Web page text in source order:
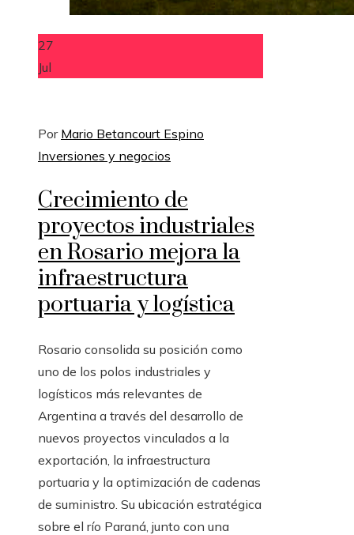
27
Jul
Por Mario Betancourt Espino
Inversiones y negocios
Crecimiento de
proyectos industriales
en Rosario mejora la
infraestructura
portuaria y logística
Rosario consolida su posición como
uno de los polos industriales y
logísticos más relevantes de
Argentina a través del desarrollo de
nuevos proyectos vinculados a la
exportación, la infraestructura
portuaria y la optimización de cadenas
de suministro. Su ubicación estratégica
sobre el río Paraná, junto con una